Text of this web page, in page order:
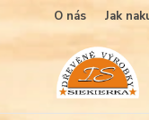
O nás Jak